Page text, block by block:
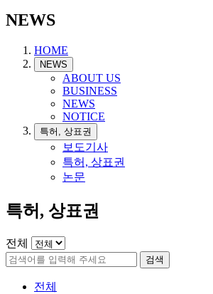
NEWS
HOME
NEWS
ABOUT US
BUSINESS
NEWS
NOTICE
특허, 상표권
보도기사
특허, 상표권
논문
특허, 상표권
전체
전체